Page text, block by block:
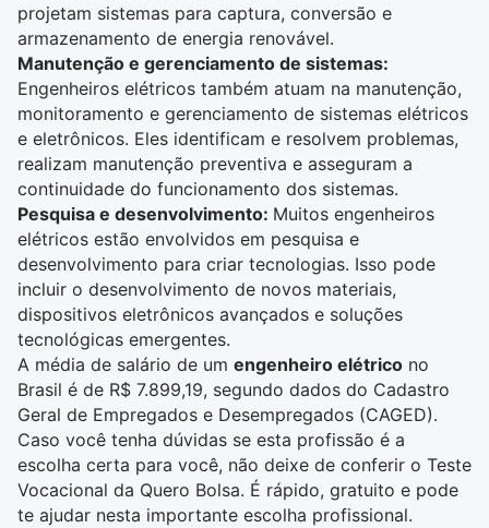
projetam sistemas para captura, conversão e
armazenamento de energia renovável.
Manutenção e gerenciamento de sistemas:
Engenheiros elétricos também atuam na manutenção,
monitoramento e gerenciamento de sistemas elétricos
e eletrônicos. Eles identificam e resolvem problemas,
realizam manutenção preventiva e asseguram a
continuidade do funcionamento dos sistemas.
Pesquisa e desenvolvimento: Muitos engenheiros
elétricos estão envolvidos em pesquisa e
desenvolvimento para criar tecnologias. Isso pode
incluir o desenvolvimento de novos materiais,
dispositivos eletrônicos avançados e soluções
tecnológicas emergentes.
A média de salário de um engenheiro elétrico no
Brasil é de R$ 7.899,19, segundo dados do Cadastro
Geral de Empregados e Desempregados (CAGED).
Caso você tenha dúvidas se esta profissão é a
escolha certa para você, não deixe de conferir o Teste
Vocacional da Quero Bolsa. É rápido, gratuito e pode
te ajudar nesta importante escolha profissional.